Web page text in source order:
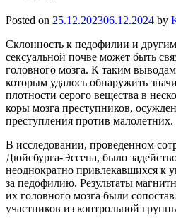
Posted on 25.12.202306.12.2024 by
Склонность к педофилии и
сексуальной почве может быть
головного мозга. К таким
которым удалось обнаружить
плотности серого вещества в
коры мозга преступников,
преступления против малолетних.
В исследовании, проведенном
Дюйсбурга-Эссена, было
неоднократно привлекавшихся к
за педофилию. Результаты
их головного мозга были
участников из контрольной